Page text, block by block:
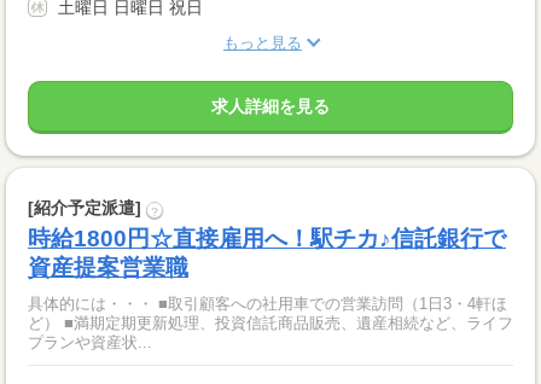
土曜日 日曜日 祝日
もっと見る
求人詳細を見る
[紹介予定派遣] ?
時給1800円☆直接雇用へ！駅チカ♪信託銀行で
資産提案営業職
具体的には・・・ ■取引顧客への社用車での営業訪問（1日3・4軒ほ
ど） ■満期定期更新処理、投資信託商品販売、遺産相続など、ライフ
プランや資産状...